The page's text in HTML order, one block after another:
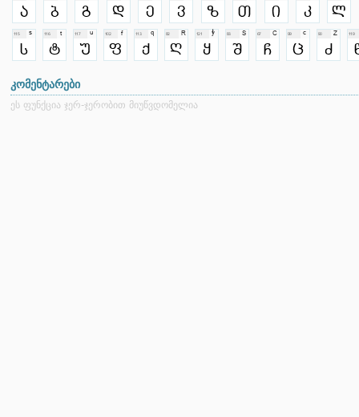
კომენტარები
ეს ფუნქცია ჯერ-ჯერობით მიუწვდომელია